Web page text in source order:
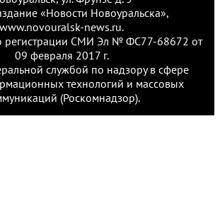
«Новости Новоуральска»,
www.novouralsk-news.ru.
регистрации СМИ Эл № ФС77-68672 от
09 февраля 2017 г.
службой по надзору в сфере
технологий и массовых
(Роскомнадзор).